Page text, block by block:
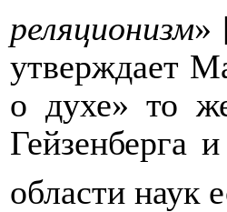
реляционизм»
утверждает
о духе» то
Гейзенберга
области наук